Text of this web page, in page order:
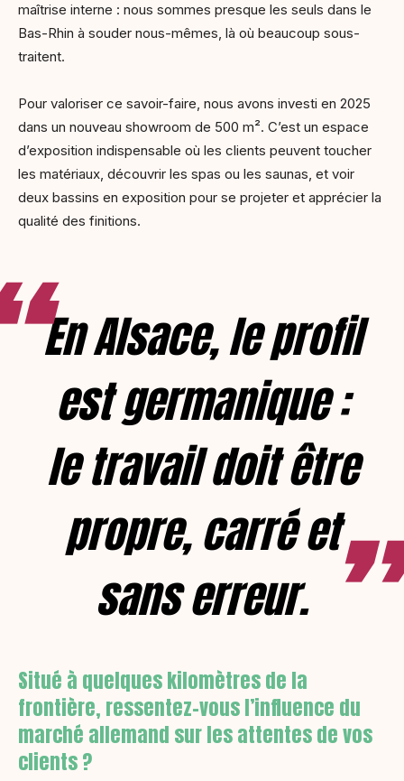
maîtrise interne : nous sommes presque les seuls dans le
Bas-Rhin à souder nous-mêmes, là où beaucoup sous-
traitent.
Pour valoriser ce savoir-faire, nous avons investi en 2025
dans un nouveau showroom de 500 m². C’est un espace
d’exposition indispensable où les clients peuvent toucher
les matériaux, découvrir les spas ou les saunas, et voir
deux bassins en exposition pour se projeter et apprécier la
qualité des finitions.
En Alsace, le profil
est germanique :
le travail doit être
propre, carré et
sans erreur.
Situé à quelques kilomètres de la
frontière, ressentez-vous l’influence du
marché allemand sur les attentes de vos
clients ?